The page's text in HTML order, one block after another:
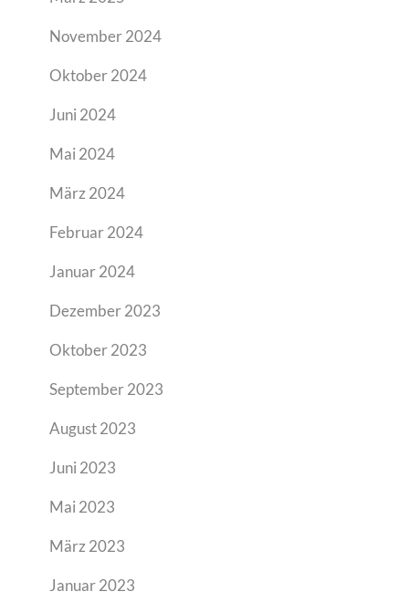
November 2024
Oktober 2024
Juni 2024
Mai 2024
März 2024
Februar 2024
Januar 2024
Dezember 2023
Oktober 2023
September 2023
August 2023
Juni 2023
Mai 2023
März 2023
Januar 2023